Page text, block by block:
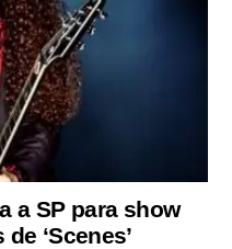
a SP para show
‘Scenes’